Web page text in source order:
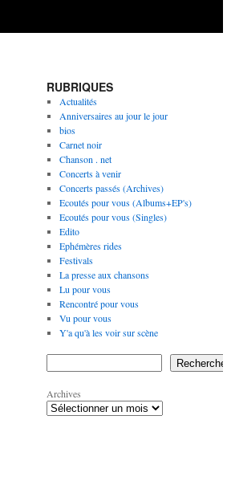
RUBRIQUES
Actualités
Anniversaires au jour le jour
bios
Carnet noir
Chanson . net
Concerts à venir
Concerts passés (Archives)
Ecoutés pour vous (Albums+EP's)
Ecoutés pour vous (Singles)
Edito
Ephémères rides
Festivals
La presse aux chansons
Lu pour vous
Rencontré pour vous
Vu pour vous
Y'a qu'à les voir sur scène
Rechercher
Archives